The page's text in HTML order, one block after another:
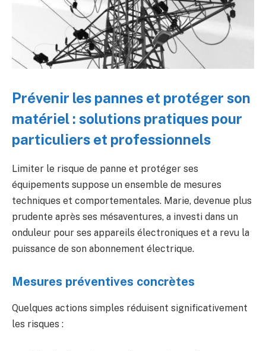
Prévenir les pannes et protéger son
matériel : solutions pratiques pour
particuliers et professionnels
Limiter le risque de panne et protéger ses
équipements suppose un ensemble de mesures
techniques et comportementales. Marie, devenue plus
prudente après ses mésaventures, a investi dans un
onduleur pour ses appareils électroniques et a revu la
puissance de son abonnement électrique.
Mesures préventives concrètes
Quelques actions simples réduisent significativement
les risques :